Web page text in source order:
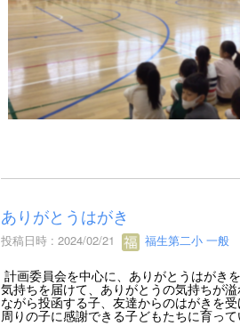
ありがとうはがき
投稿日時 : 2024/02/21 福生第二小 一般
計画委員会を中心に、ありがとうはがき
気持ちを届けて、ありがとうの気持ちが
ながら投函する子、友達からのはがきを
周りの子に感謝できる子どもたちに育って